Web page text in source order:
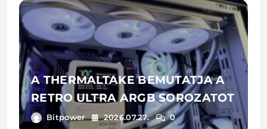
A THERMALTAKE BEMUTATJA A
RETRO ULTRA ARGB SOROZATOT
Bitpower 2026.07.27. 0